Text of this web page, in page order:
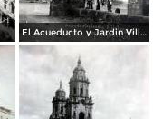
El Acueducto y Jardin Villalongin ( Circulada el 8 de Agosto de 1936 ).